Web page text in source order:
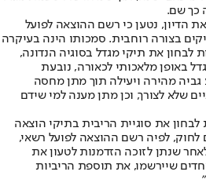
כך שם.
הדיון, נטען כי רשם ההוצאה לפועל
בצורה רוחבית. סמכותו הינה בעיקרה
את תיקי מגדל בסוגיה הנדונה,
באופן מלאכותי לכאורה, נובעת
מהירה ויעילה תוך מתן מחסה
שלא לצורך, וכן מתן מענה למי שידם
את סוגיית הריבית בתיקי הוצאה
לפיה רשם ההוצאה לפועל רשאי,
שנתן לזוכה הזדמנות לטעון את
שיירשמו, את תוספת הריביות